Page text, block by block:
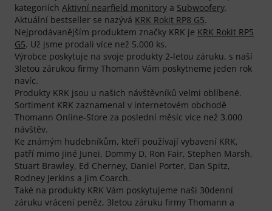
kategoriích Aktivní nearfield monitory a Subwoofery.
Aktuální bestseller se nazývá KRK Rokit RP8 G5.
Nejprodávanějším produktem značky KRK je KRK Rokit RP5
G5. Už jsme prodali více než 5.000 ks.
Výrobce poskytuje na svoje produkty 2-letou záruku, s naší
3letou zárukou firmy Thomann Vám poskytneme jeden rok
navíc.
Produkty KRK jsou u našich návštěvníků velmi oblíbené.
Sortiment KRK zaznamenal v internetovém obchodě
Thomann Online-Store za poslední měsíc více než 3.000
návštěv.
Ke známým hudebníkům, kteří používají vybavení KRK,
patří mimo jiné Junei, Dommy D, Ron Fair, Stephen Marsh,
Stuart Brawley, Ed Cherney, Daniel Porter, Dan Spitz,
Rodney Jerkins a Jim Coarch.
Také na produkty KRK Vám poskytujeme naši 30denní
záruku vrácení peněz, 3letou záruku firmy Thomann a